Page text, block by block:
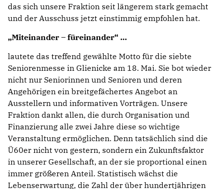
das sich unsere Fraktion seit längerem stark gemacht
und der Ausschuss jetzt einstimmig empfohlen hat.
Miteinander – füreinander“
lautete das treffend gewählte Motto für die siebte
Seniorenmesse in Glienicke am 18. Mai. Sie bot wieder
nicht nur Seniorinnen und Senioren und deren
Angehörigen ein breitgefächertes Angebot an
Ausstellern und informativen Vorträgen. Unsere
Fraktion dankt allen, die durch Organisation und
Finanzierung alle zwei Jahre diese so wichtige
Veranstaltung ermöglichen. Denn tatsächlich sind die
Ü60er nicht von gestern, sondern ein Zukunftsfaktor
in unserer Gesellschaft, an der sie proportional einen
immer größeren Anteil. Statistisch wächst die
Lebenserwartung, die Zahl der über hundertjährigen